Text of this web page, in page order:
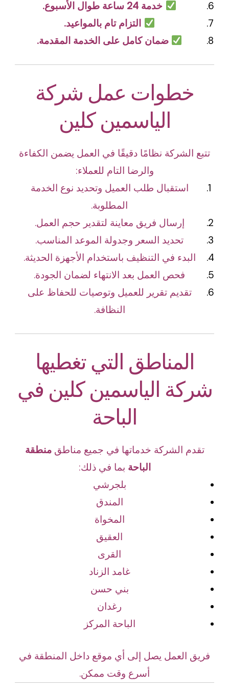
خدمة 24 ساعة طوال الأسبوع.
التزام تام بالمواعيد.
ضمان كامل على الخدمة المقدمة.
خطوات عمل شركة
الياسمين كلين
تتبع الشركة نظامًا دقيقًا في العمل يضمن الكفاءة
والرضا التام للعملاء:
استقبال طلب العميل وتحديد نوع الخدمة
المطلوبة.
إرسال فريق معاينة لتقدير حجم العمل.
تحديد السعر وجدولة الموعد المناسب.
البدء في التنظيف باستخدام الأجهزة الحديثة.
فحص العمل بعد الانتهاء لضمان الجودة.
تقديم تقرير للعميل وتوصيات للحفاظ على
النظافة.
المناطق التي تغطيها
شركة الياسمين كلين في
الباحة
تقدم الشركة خدماتها في جميع مناطقمنطقة
الباحة بما في ذلك:
بلجرشي
المندق
المخواة
العقيق
القرى
غامد الزناد
بني حسن
رغدان
الباحة المركز
فريق العمل يصل إلى أي موقع داخل المنطقة في
أسرع وقت ممكن.